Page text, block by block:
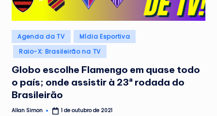
Posted
in
Agenda da TV
Mídia Esportiva
Raio-X: Brasileirão na TV
Globo escolhe Flamengo em quase todo
o país; onde assistir à 23ª rodada do
Brasileirão
Posted
Allan Simon 1 de outubro de 2021